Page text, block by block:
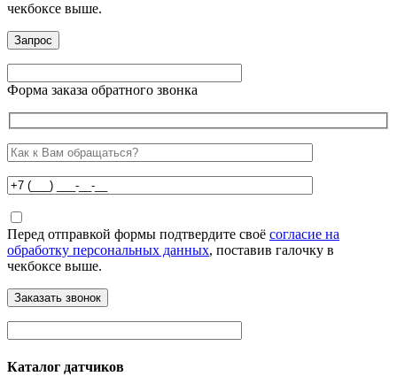
чекбоксе выше.
Форма заказа обратного звонка
Перед отправкой формы подтвердите своё согласие на
обработку персональных данных, поставив галочку в
чекбоксе выше.
Каталог датчиков